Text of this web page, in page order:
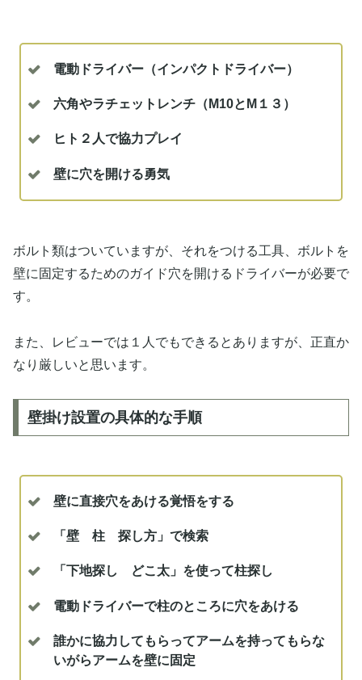
電動ドライバー（インパクトドライバー）
六角やラチェットレンチ（M10とM１３）
ヒト２人で協力プレイ
壁に穴を開ける勇気
ボルト類はついていますが、それをつける工具、ボルトを
壁に固定するためのガイド穴を開けるドライバーが必要で
す。
また、レビューでは１人でもできるとありますが、正直か
なり厳しいと思います。
壁掛け設置の具体的な手順
壁に直接穴をあける覚悟をする
「壁 柱 探し方」で検索
「下地探し どこ太」を使って柱探し
電動ドライバーで柱のところに穴をあける
誰かに協力してもらってアームを持ってもらな
いがらアームを壁に固定